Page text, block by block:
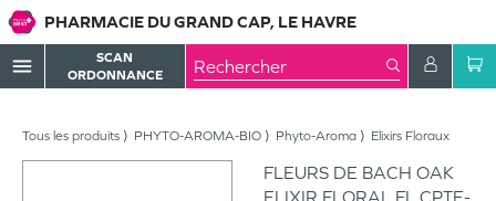
PHARMACIE DU GRAND CAP, LE HAVRE
menu
SCAN
ORDONNANCE
Tous les produits PHYTO-AROMA-BIO Phyto-Aroma Elixirs Floraux
FLEURS DE BACH OAK
ELIXIR FLORAL FL CPTE-